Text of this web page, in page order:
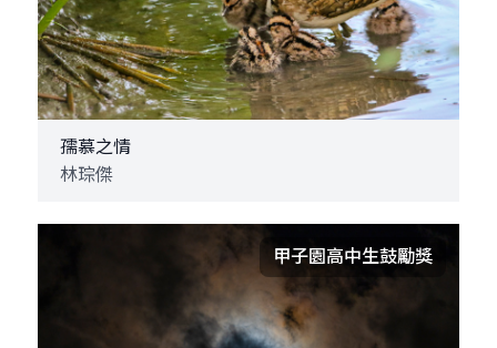
孺慕之情
林琮傑
甲子園高中生鼓勵獎